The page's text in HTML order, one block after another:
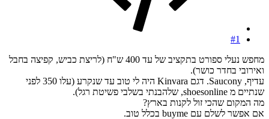
#1
מחפש נעלי ספורט בתקציב של עד 400 ש"ח (לריצת כביש, קפיצה בחבל
ואירובי בחדר כושר).
עדיף, Saucony. דגם Kinvara היה לי טוב עד שנקרע (עלו 350 לפני
שנתיים מ shoesonline, שלהבנתי בשלבי פשיטת רגל).
מה המקום שהכי זול לקנות בארץ?
אם אפשר לשלם עם buyme בכלל טוב.